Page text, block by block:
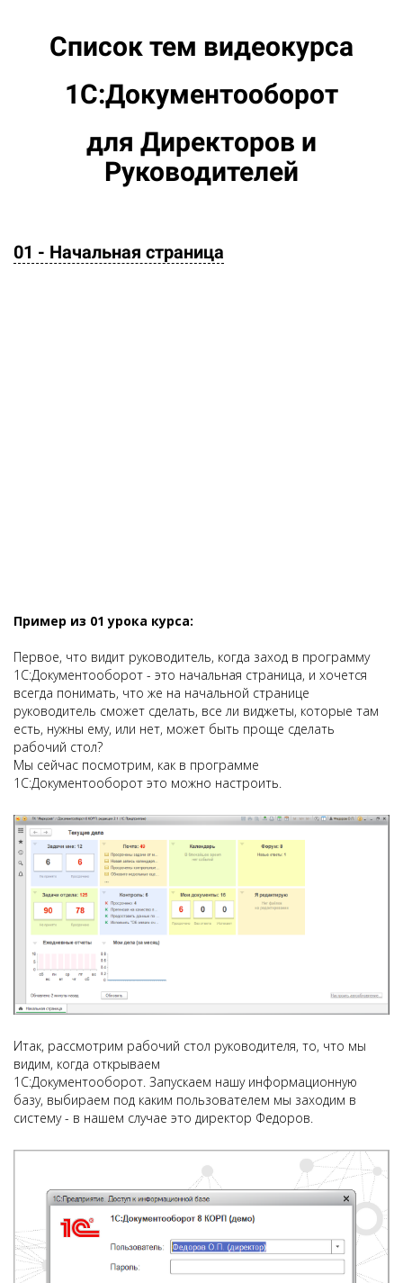
Список тем видеокурса
1С:Документооборот
для Директоров и
Руководителей
01 - Начальная страница
Пример из 01 урока курса:
Первое, что видит руководитель, когда заход в программу
1С:Документооборот - это начальная страница, и хочется
всегда понимать, что же на начальной странице
руководитель сможет сделать, все ли виджеты, которые там
есть, нужны ему, или нет, может быть проще сделать
рабочий стол?
Мы сейчас посмотрим, как в программе
1С:Документооборот это можно настроить.
Итак, рассмотрим рабочий стол руководителя, то, что мы
видим, когда открываем
1С:Документооборот. Запускаем нашу информационную
базу, выбираем под каким пользователем мы заходим в
систему - в нашем случае это директор Федоров.